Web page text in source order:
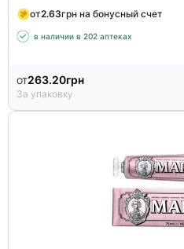
от2.63грн на бонусный счет
в наличии в 202 аптеках
от263.20грн
За упаковку